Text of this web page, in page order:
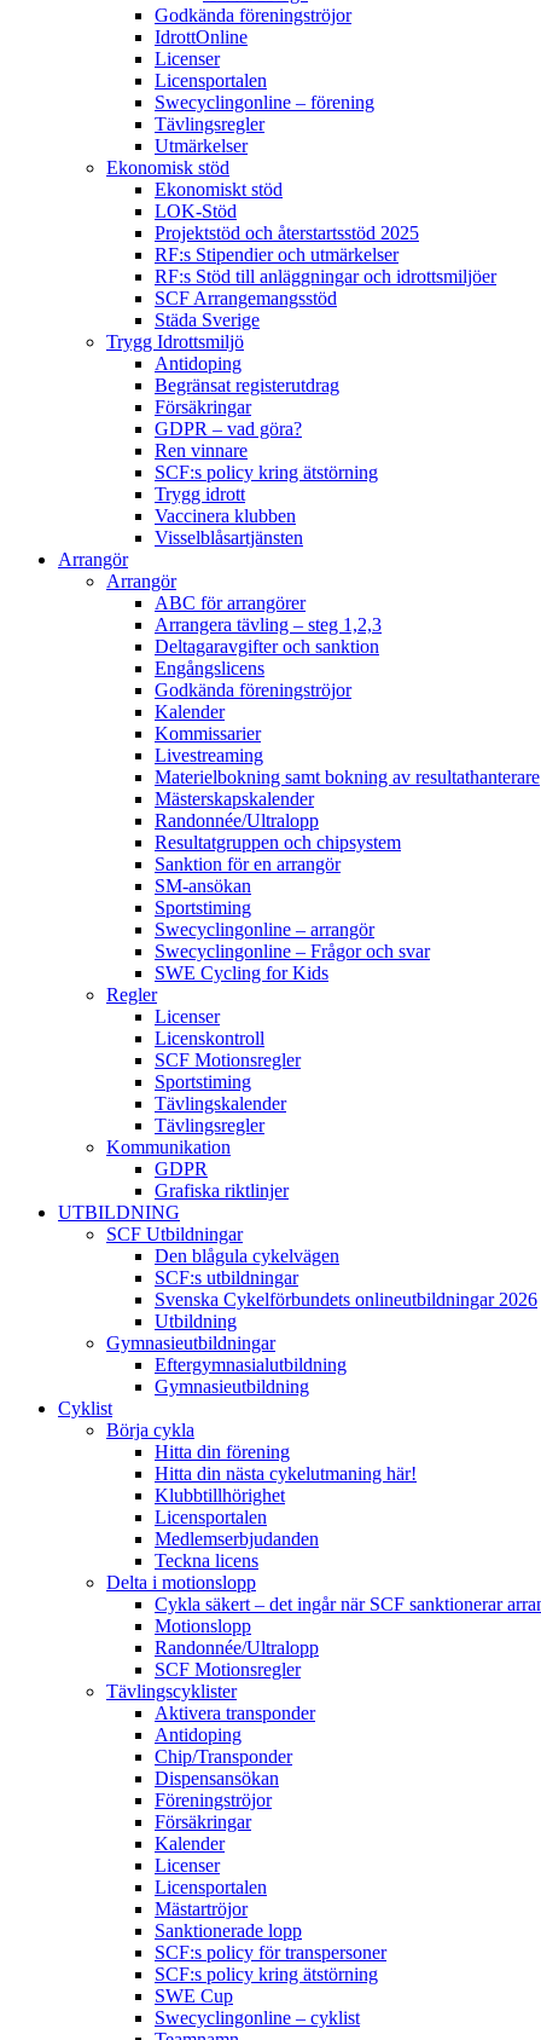
Godkända föreningströjor
IdrottOnline
Licenser
Licensportalen
Swecyclingonline – förening
Tävlingsregler
Utmärkelser
Ekonomisk stöd
Ekonomiskt stöd
LOK-Stöd
Projektstöd och återstartsstöd 2025
RF:s Stipendier och utmärkelser
RF:s Stöd till anläggningar och idrottsmiljöer
SCF Arrangemangsstöd
Städa Sverige
Trygg Idrottsmiljö
Antidoping
Begränsat registerutdrag
Försäkringar
GDPR – vad göra?
Ren vinnare
SCF:s policy kring ätstörning
Trygg idrott
Vaccinera klubben
Visselblåsartjänsten
Arrangör
Arrangör
ABC för arrangörer
Arrangera tävling – steg 1,2,3
Deltagaravgifter och sanktion
Engångslicens
Godkända föreningströjor
Kalender
Kommissarier
Livestreaming
Materielbokning samt bokning av resultathanterare
Mästerskapskalender
Randonnée/Ultralopp
Resultatgruppen och chipsystem
Sanktion för en arrangör
SM-ansökan
Sportstiming
Swecyclingonline – arrangör
Swecyclingonline – Frågor och svar
SWE Cycling for Kids
Regler
Licenser
Licenskontroll
SCF Motionsregler
Sportstiming
Tävlingskalender
Tävlingsregler
Kommunikation
GDPR
Grafiska riktlinjer
UTBILDNING
SCF Utbildningar
Den blågula cykelvägen
SCF:s utbildningar
Svenska Cykelförbundets onlineutbildningar 2026
Utbildning
Gymnasieutbildningar
Eftergymnasialutbildning
Gymnasieutbildning
Cyklist
Börja cykla
Hitta din förening
Hitta din nästa cykelutmaning här!
Klubbtillhörighet
Licensportalen
Medlemserbjudanden
Teckna licens
Delta i motionslopp
Cykla säkert – det ingår när SCF sanktionerar
Motionslopp
Randonnée/Ultralopp
SCF Motionsregler
Tävlingscyklister
Aktivera transponder
Antidoping
Chip/Transponder
Dispensansökan
Föreningströjor
Försäkringar
Kalender
Licenser
Licensportalen
Mästartröjor
Sanktionerade lopp
SCF:s policy för transpersoner
SCF:s policy kring ätstörning
SWE Cup
Swecyclingonline – cyklist